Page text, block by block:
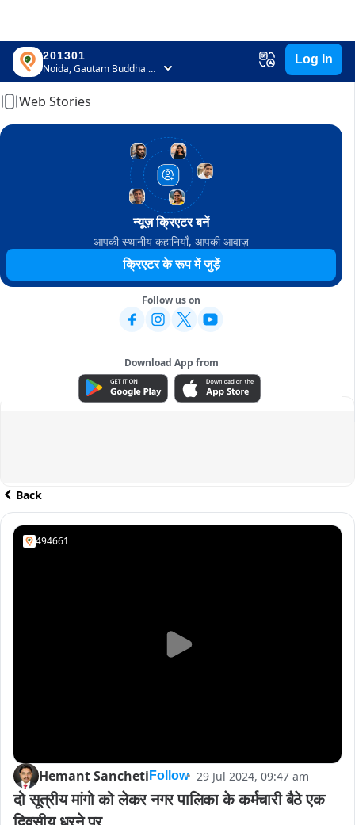
201301
Noida, Gautam Buddha Nagar, Uttar Pradesh
Log In
Home
Web Stories
न्यूज़ क्रिएटर बनें
आपकी स्थानीय कहानियाँ, आपकी आवाज़
क्रिएटर के रूप में जुड़ें
Follow us on
Download App from
ADVERTISEMENT
Back
494661
Hemant Sancheti Follow 29 Jul 2024, 09:47 am
दो सूत्रीय मांगो को लेकर नगर पालिका के कर्मचारी बैठे एक